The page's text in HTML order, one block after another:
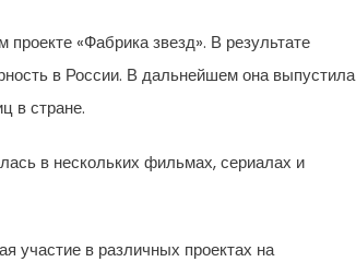
«Фабрика звезд». В результате
в России. В дальнейшем она выпустила
в стране.
в нескольких фильмах, сериалах и
участие в различных проектах на